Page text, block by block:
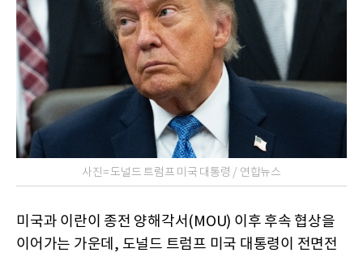
사진= 도널드 트럼프 미국 대통령 / 연합뉴스
미국과 이란이 종전 양해각서(MOU) 이후 후속 협상을
이어가는 가운데, 도널드 트럼프 미국 대통령이 전면전